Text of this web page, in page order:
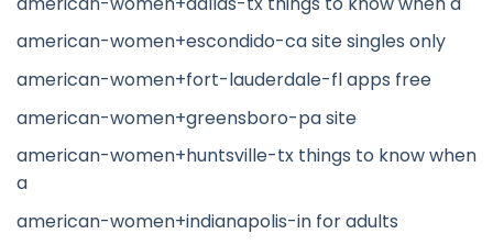
american-women+escondido-ca site singles only
american-women+fort-lauderdale-fl apps free
american-women+greensboro-pa site
american-women+huntsville-tx things to know when
a
american-women+indianapolis-in for adults